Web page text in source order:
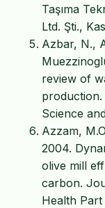
Taşıma
Ltd. Şti.,
Azbar, N.,
review of
production.
Science
Azzam,
2004.
olive mill
carbon.
Health